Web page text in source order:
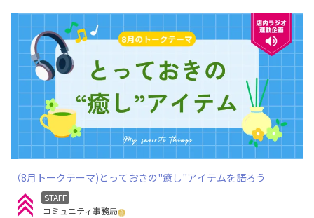
（8月トークテーマ)とっておきの"癒し"アイテムを語ろう
STAFF
コミュニティ事務局